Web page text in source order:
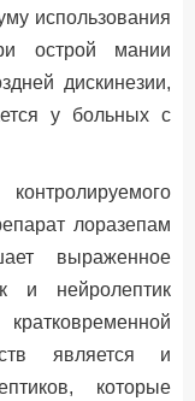
использования
острой мании
дискинезии,
у больных с
лоразепам
выраженное
и нейролептик
является и
которые